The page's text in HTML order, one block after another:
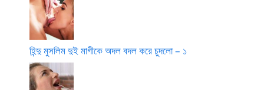
হিন্দু মুসলিম দুই মাগীকে অদল বদল করে চুদলো – ১